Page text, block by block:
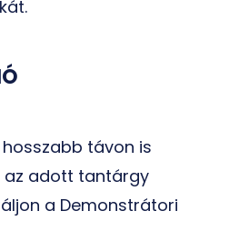
távon is
adott tantárgy
a Demonstrátori